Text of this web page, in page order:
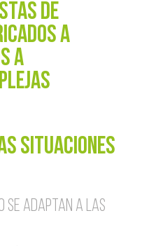
DE
A
A
SITUACIONES
SE ADAPTAN A LAS